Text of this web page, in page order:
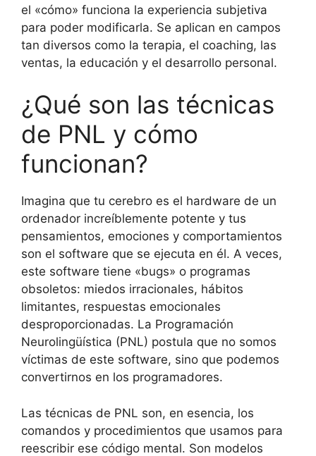
el «cómo» funciona la experiencia subjetiva
para poder modificarla. Se aplican en campos
tan diversos como la terapia, el coaching, las
ventas, la educación y el desarrollo personal.
¿Qué son las técnicas
de PNL y cómo
funcionan?
Imagina que tu cerebro es el hardware de un
ordenador increíblemente potente y tus
pensamientos, emociones y comportamientos
son el software que se ejecuta en él. A veces,
este software tiene «bugs» o programas
obsoletos: miedos irracionales, hábitos
limitantes, respuestas emocionales
desproporcionadas. La Programación
Neurolingüística (PNL) postula que no somos
víctimas de este software, sino que podemos
convertirnos en los programadores.
Las técnicas de PNL son, en esencia, los
comandos y procedimientos que usamos para
reescribir ese código mental. Son modelos